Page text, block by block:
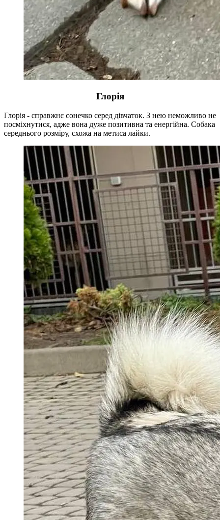
Глорія
Глорія - справжнє сонечко серед дівчаток. З нею неможливо не
посміхнутися, адже вона дуже позитивна та енергійна. Собака
середнього розміру, схожа на метиса лайки.